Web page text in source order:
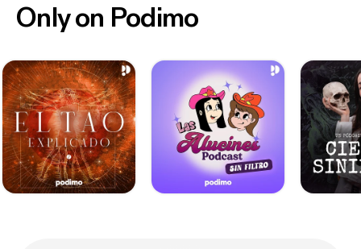
Only on Podimo